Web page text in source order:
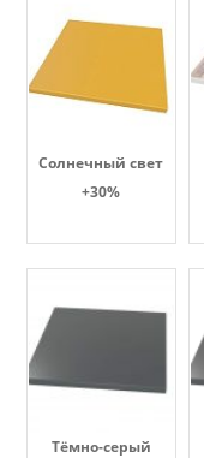
Солнечный свет
+30%
Тёмно-серый